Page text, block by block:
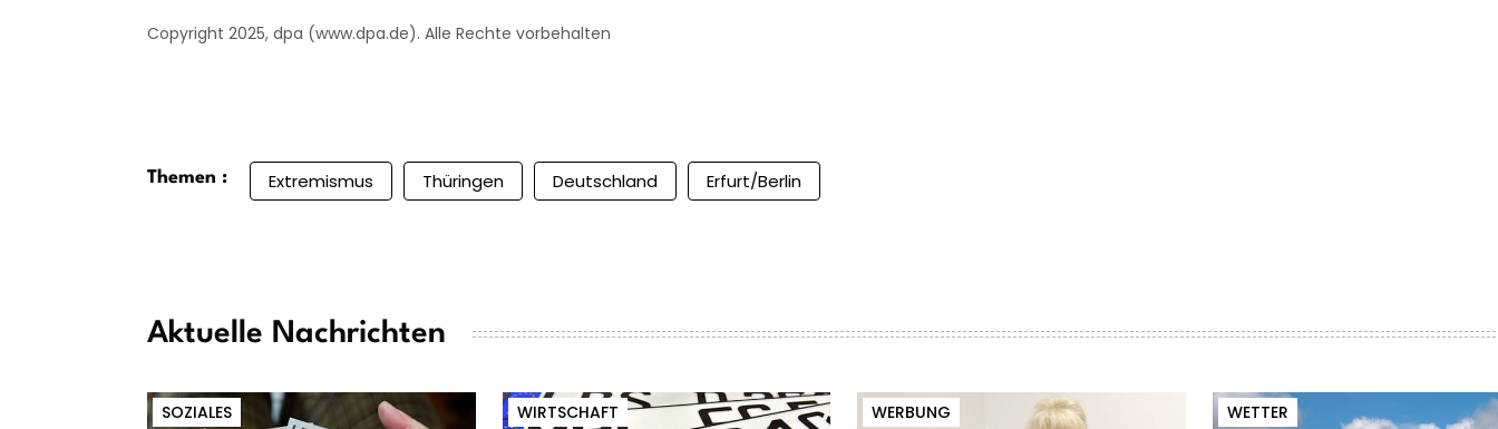
Copyright 2025, dpa (www.dpa.de). Alle Rechte vorbehalten
Themen : Extremismus Thüringen Deutschland Erfurt/Berlin
Aktuelle Nachrichten
SOZIALES WIRTSCHAFT WERBUNG WETTER